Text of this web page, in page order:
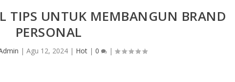
TIPS UNTUK MEMBANGUN BRAND
PERSONAL
| Agu 12, 2024| Hot| 0 |